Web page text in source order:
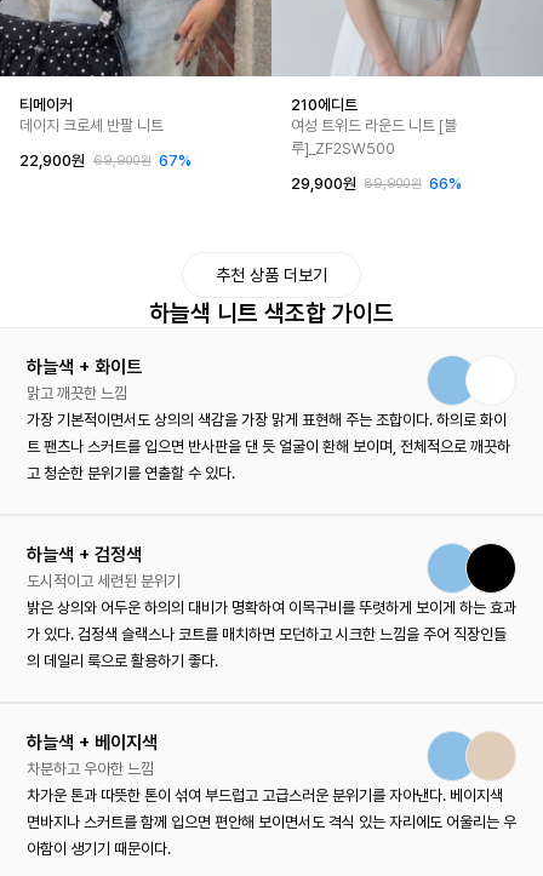
티메이커
데이지 크로셰 반팔 니트
22,900원
69,900원 67%
210에디트
여성 트위드 라운드 니트 [블
루]_ZF2SW500
29,900원
89,900원 66%
추천 상품 더보기
하늘색 니트 색조합 가이드
하늘색 + 화이트
맑고 깨끗한 느낌
가장 기본적이면서도 상의의 색감을 가장 맑게 표현해 주는 조합이다. 하의로 화이
트 팬츠나 스커트를 입으면 반사판을 댄 듯 얼굴이 환해 보이며, 전체적으로 깨끗하
고 청순한 분위기를 연출할 수 있다.
하늘색 + 검정색
도시적이고 세련된 분위기
밝은 상의와 어두운 하의의 대비가 명확하여 이목구비를 뚜렷하게 보이게 하는 효과
가 있다. 검정색 슬랙스나 코트를 매치하면 모던하고 시크한 느낌을 주어 직장인들
의 데일리 룩으로 활용하기 좋다.
하늘색 + 베이지색
차분하고 우아한 느낌
차가운 톤과 따뜻한 톤이 섞여 부드럽고 고급스러운 분위기를 자아낸다. 베이지색
면바지나 스커트를 함께 입으면 편안해 보이면서도 격식 있는 자리에도 어울리는 우
아함이 생기기 때문이다.